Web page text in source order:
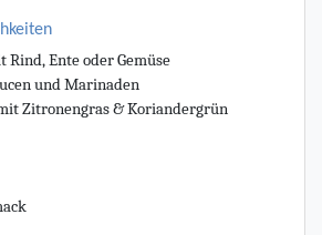
Rind, Ente oder Gemüse
und Marinaden
Zitronengras & Koriandergrün